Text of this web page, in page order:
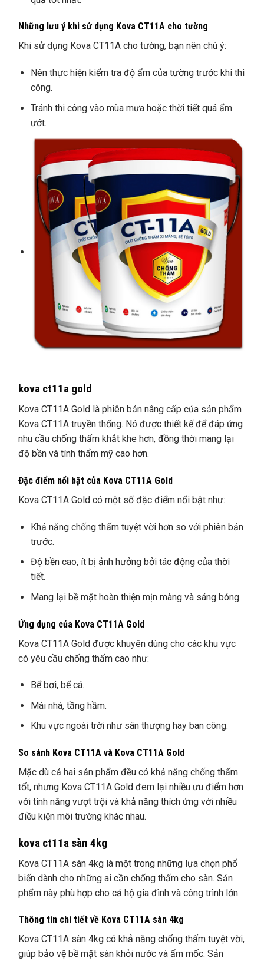
Những lưu ý khi sử dụng Kova CT11A cho tường
Khi sử dụng Kova CT11A cho tường, bạn nên chú ý:
Nên thực hiện kiểm tra độ ẩm của tường trước khi thi
công.
Tránh thi công vào mùa mưa hoặc thời tiết quá ẩm
ướt.
kova ct11a gold
Kova CT11A Gold là phiên bản nâng cấp của sản phẩm
Kova CT11A truyền thống. Nó được thiết kế để đáp ứng
nhu cầu chống thấm khắt khe hơn, đồng thời mang lại
độ bền và tính thẩm mỹ cao hơn.
Đặc điểm nổi bật của Kova CT11A Gold
Kova CT11A Gold có một số đặc điểm nổi bật như:
Khả năng chống thấm tuyệt vời hơn so với phiên bản
trước.
Độ bền cao, ít bị ảnh hưởng bởi tác động của thời
tiết.
Mang lại bề mặt hoàn thiện mịn màng và sáng bóng.
Ứng dụng của Kova CT11A Gold
Kova CT11A Gold được khuyên dùng cho các khu vực
có yêu cầu chống thấm cao như:
Bể bơi, bể cá.
Mái nhà, tầng hầm.
Khu vực ngoài trời như sân thượng hay ban công.
So sánh Kova CT11A và Kova CT11A Gold
Mặc dù cả hai sản phẩm đều có khả năng chống thấm
tốt, nhưng Kova CT11A Gold đem lại nhiều ưu điểm hơn
với tính năng vượt trội và khả năng thích ứng với nhiều
điều kiện môi trường khác nhau.
kova ct11a sàn 4kg
Kova CT11A sàn 4kg là một trong những lựa chọn phổ
biến dành cho những ai cần chống thấm cho sàn. Sản
phẩm này phù hợp cho cả hộ gia đình và công trình lớn.
Thông tin chi tiết về Kova CT11A sàn 4kg
Kova CT11A sàn 4kg có khả năng chống thấm tuyệt vời,
giúp bảo vệ bề mặt sàn khỏi nước và ẩm mốc. Sản